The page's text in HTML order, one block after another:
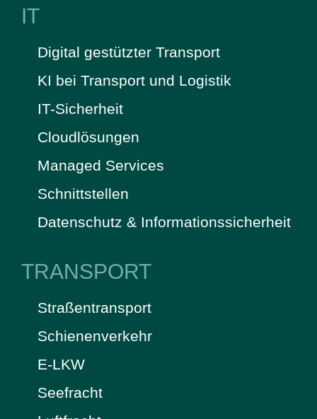
IT
Digital gestützter Transport
KI bei Transport und Logistik
IT-Sicherheit
Cloudlösungen
Managed Services
Schnittstellen
Datenschutz & Informationssicherheit
TRANSPORT
Straßentransport
Schienenverkehr
E-LKW
Seefracht